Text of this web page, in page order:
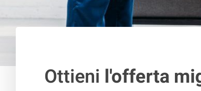
Ottieni l'offerta